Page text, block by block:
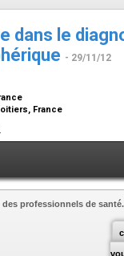
dans le
- 29/11/12
France
professionnels de santé.